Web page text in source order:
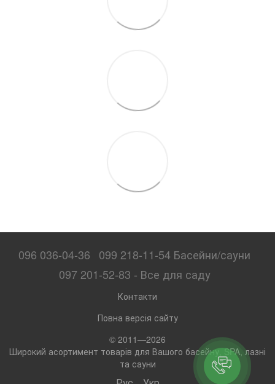
096 036-04-36
099 218-11-54 Басейни/сауни
097 201-52-83 - Все для саду
Контакти
Повна версія сайту
© 2011—2026
Широкий асортимент товарів для Вашого басейну, SPA, лазні
та сауни